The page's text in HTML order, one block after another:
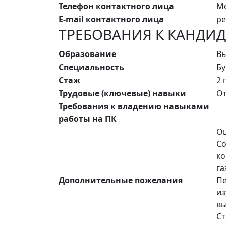
Телефон контактного лица
E-mail контактного лица
ТРЕБОВАНИЯ К
Образование
Специальность
Стаж
2
Трудовые (ключевые) навыки
Требования к владению навыками
работы на ПК
Дополнительные пожелания